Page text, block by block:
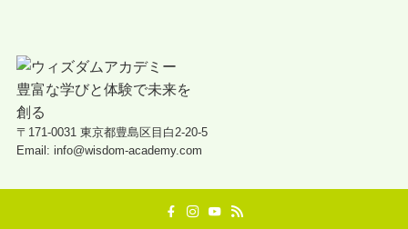
〒171-0031 東京都豊島区目白2-20-5
Email: info@wisdom-academy.com